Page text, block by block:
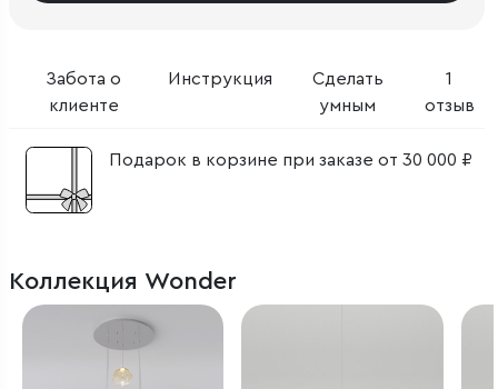
Забота о
клиенте
Инструкция
Сделать
умным
1
отзыв
Подарок в корзине при заказе от 30 000 ₽
Коллекция Wonder